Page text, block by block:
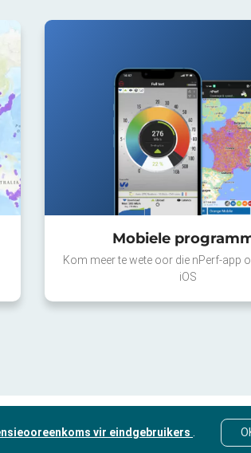
Mobiele
Kom meer te wete oor die nPerf-app
iOS
vir eindgebruikers